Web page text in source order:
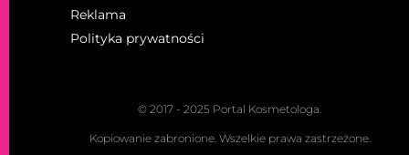
Reklama
Polityka prywatności
© 2017 - 2025 Portal Kosmetologa.
Kopiowanie zabronione. Wszelkie prawa zastrzeżone.